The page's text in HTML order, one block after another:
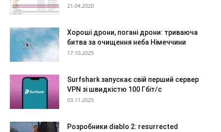
21.04.2020
Хороші дрони, погані дрони: триваюча
битва за очищення неба Німеччини
17.10.2025
Surfshark запускає свій перший сервер
VPN зі швидкістю 100 Гбіт/с
03.11.2025
Розробники diablo 2: resurrected